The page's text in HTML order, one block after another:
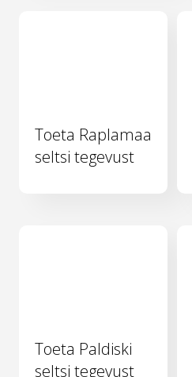
Toeta Raplamaa
seltsi tegevust
Toeta Paldiski
seltsi tegevust